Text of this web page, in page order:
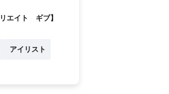
エイト ギブ】
アイリスト